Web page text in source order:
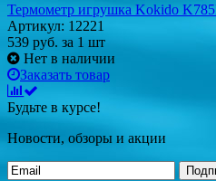
Термометр игрушка Kokido
Артикул: 12221
539 руб. за 1 шт
Нет в наличии
Заказать товар
Будьте в курсе!
Новости, обзоры и акции